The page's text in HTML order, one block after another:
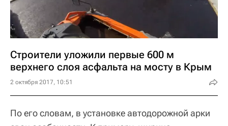
Строители уложили первые 600 м
верхнего слоя асфальта на мосту в Крым
2 октября 2017, 10:51
По его словам, в установке автодорожной арки